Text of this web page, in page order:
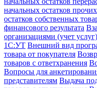
начальных остатков
остатков собственных
финансового результата
организациями (учет услуг)
1С:УТ Внешний вид
товара от покупателя
товаров с ответхранения
Вопросы для
представителям Выдача